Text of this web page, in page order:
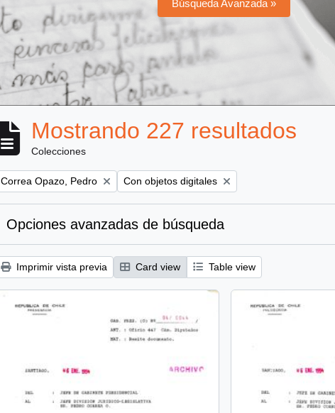
Búsqueda Avanzada »
Mostrando 227 resultados
Colecciones
Remove filter:
Correa Opazo, Pedro Remove filter:
Con objetos digitales
Opciones avanzadas de búsqueda
Imprimir vista previa Card view Table view